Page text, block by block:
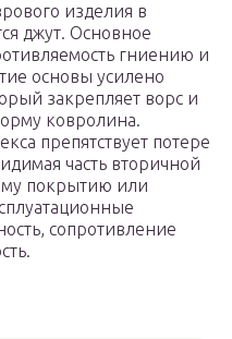
изделия в
джут. Основное
гниению и
основы усилено
закрепляет ворс и
ковролина.
препятствует потере
часть вторичной
покрытию или
сопротивление